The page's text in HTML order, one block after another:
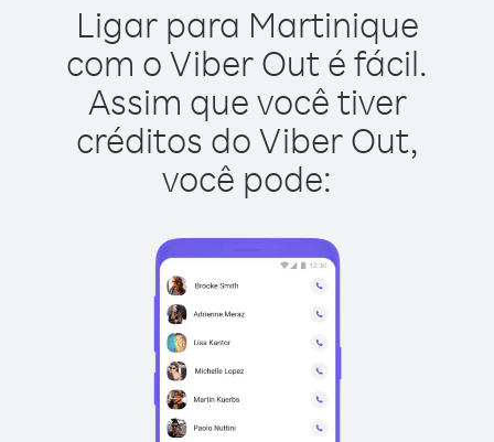
Ligar para Martinique
com o Viber Out é fácil.
Assim que você tiver
créditos do Viber Out,
você pode: